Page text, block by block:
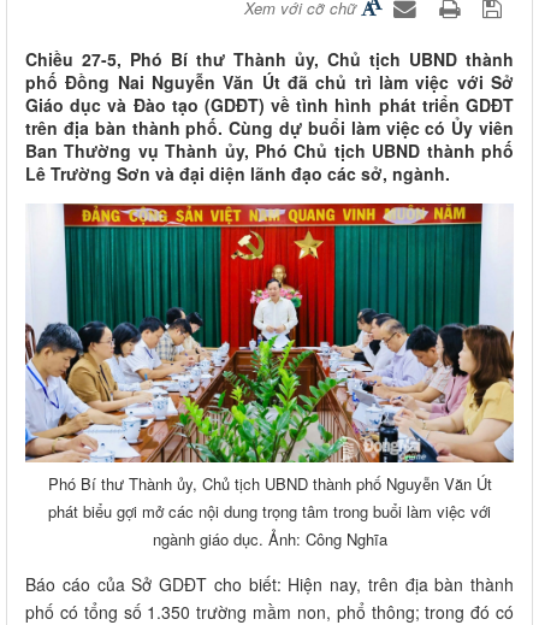
Xem với cỡ chữ
Chiều 27-5, Phó Bí thư Thành ủy, Chủ tịch UBND thành
phố Đồng Nai Nguyễn Văn Út đã chủ trì làm việc với Sở
Giáo dục và Đào tạo (GDĐT) về tình hình phát triển GDĐT
trên địa bàn thành phố. Cùng dự buổi làm việc có Ủy viên
Ban Thường vụ Thành ủy, Phó Chủ tịch UBND thành phố
Lê Trường Sơn và đại diện lãnh đạo các sở, ngành.
Phó Bí thư Thành ủy, Chủ tịch UBND thành phố Nguyễn Văn Út
phát biểu gợi mở các nội dung trọng tâm trong buổi làm việc với
ngành giáo dục. Ảnh: Công Nghĩa
Báo cáo của Sở GDĐT cho biết: Hiện nay, trên địa bàn thành
phố có tổng số 1.350 trường mầm non, phổ thông; trong đó có